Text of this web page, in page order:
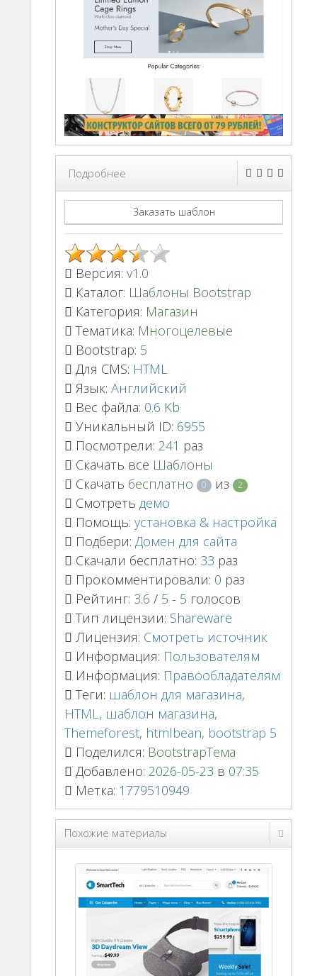
Подробнее
Заказать шаблон
Версия: v1.0
Каталог: Шаблоны Bootstrap
Категория: Магазин
Тематика: Многоцелевые
Bootstrap: 5
Для CMS: HTML
Язык: Английский
Вес файла: 0.6 Kb
Уникальный ID: 6955
Посмотрели: 241 раз
Скачать все Шаблоны
Скачать бесплатно 0 из 2
Смотреть демо
Помощь: установка & настройка
Подбери: Домен для сайта
Скачали бесплатно: 33 раз
Прокомментировали: 0 раз
Рейтинг: 3.6 / 5 - 5 голосов
Тип лицензии: Shareware
Лицензия: Смотреть источник
Информация: Пользователям
Информация: Правообладателям
Теги: шаблон для магазина,
HTML, шаблон магазина,
Themeforest, htmlbean, bootstrap 5
Поделился: BootstrapТема
Добавлено: 2026-05-23 в 07:35
Метка: 1779510949
Похожие материалы